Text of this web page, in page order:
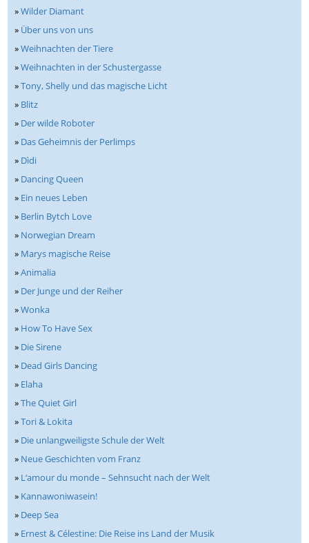
»Wilder Diamant
» Über uns von uns
»Weihnachten der Tiere
»Weihnachten in der Schustergasse
»Tony, Shelly und das magische Licht
» Blitz
» Der wilde Roboter
» Das Geheimnis der Perlimps
» Dìdi
» Dancing Queen
» Ein neues Leben
» Berlin Bytch Love
» Norwegian Dream
» Marys magische Reise
»Animalia
» Der Junge und der Reiher
»Wonka
» How To Have Sex
» Die Sirene
» Dead Girls Dancing
» Elaha
»The Quiet Girl
»Tori & Lokita
» Die unlangweiligste Schule der Welt
» Neue Geschichten vom Franz
» L‘amour du monde – Sehnsucht nach der Welt
» Kannawoniwasein!
» Deep Sea
» Ernest & Célestine: Die Reise ins Land der Musik